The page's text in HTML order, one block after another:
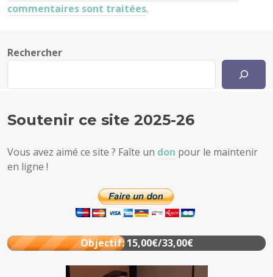
commentaires sont traitées.
Rechercher
Soutenir ce site 2025-26
Vous avez aimé ce site ? Faîte un don pour le maintenir
en ligne !
Objectif: 15,00€/33,00€